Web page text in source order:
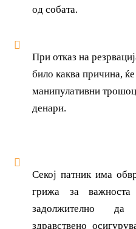
од собата.
При отказ на
било каква причина,
манипулативни
денари.
Секој патник има
грижа за
задолжително да
здравствено